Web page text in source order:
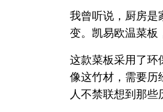
我曾听说，厨房是
变。凯易欧温菜板
这款菜板采用了环
像这竹材，需要历
人不禁联想到那些